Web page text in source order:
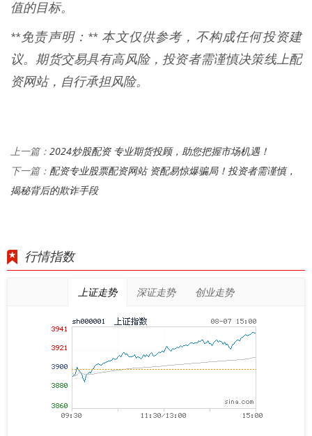
值的目标。
**免责声明：** 本文仅供参考，不构成任何投资建
议。期货交易具有高风险，投资者需谨慎决策线上配
资网站，自行承担风险。
上一篇： 2024炒股配资 专业期货投顾，助您把握市场机遇！
下一篇： 配资专业股票配资网站 资配易惊爆骗局！投资者需谨慎，
揭秘背后的欺诈手段
行情指数
上证走势 深证走势 创业走势